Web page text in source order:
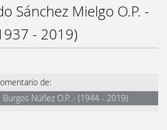
Sánchez Mielgo O.P. -
- 2019)
de:
Burgos Núñez O.P. - (1944 - 2019)